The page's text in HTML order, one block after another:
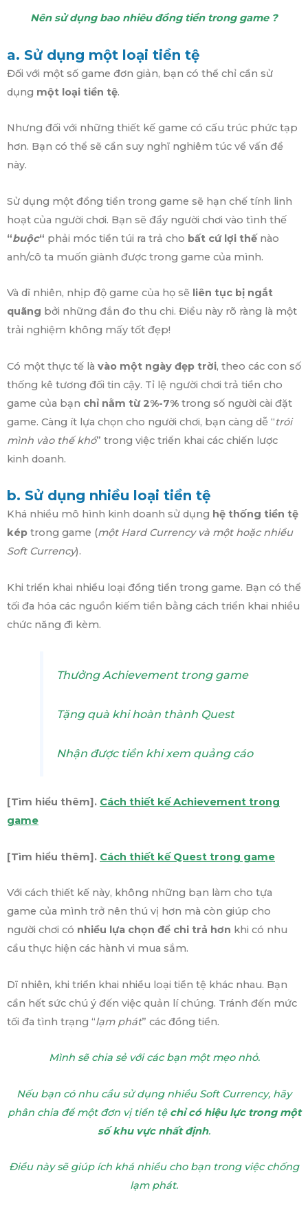
Nên sử dụng bao nhiêu đồng tiền trong game ?
a. Sử dụng một loại tiền tệ
Đối với một số game đơn giản, bạn có thể chỉ cần sử
dụng một loại tiền tệ.
Nhưng đối với những thiết kế game có cấu trúc phức tạp
hơn. Bạn có thể sẽ cần suy nghĩ nghiêm túc về vấn đề
này.
Sử dụng một đồng tiền trong game sẽ hạn chế tính linh
hoạt của người chơi. Bạn sẽ đẩy người chơi vào tình thế
“buộc“ phải móc tiền túi ra trả cho bất cứ lợi thếnào
anh/cô ta muốn giành được trong game của mình.
Và dĩ nhiên, nhịp độ game của họ sẽ liên tục bị ngắt
quãng bởi những đắn đo thu chi. Điều này rõ ràng là một
trải nghiệm không mấy tốt đẹp!
Có một thực tế là vào một ngày đẹp trời, theo các con số
thống kê tương đối tin cậy. Tỉ lệ người chơi trả tiền cho
game của bạn chỉ nằm từ 2%-7% trong số người cài đặt
game. Càng ít lựa chọn cho người chơi, bạn càng dễ “trói
mình vào thế khó” trong việc triển khai các chiến lược
kinh doanh.
b. Sử dụng nhiều loại tiền tệ
Khá nhiều mô hình kinh doanh sử dụng hệ thống tiền tệ
kép trong game (một Hard Currency và một hoặc nhiều
Soft Currency).
Khi triển khai nhiều loại đồng tiền trong game. Bạn có thể
tối đa hóa các nguồn kiếm tiền bằng cách triển khai nhiều
chức năng đi kèm.
Thưởng Achievement trong game
Tặng quà khi hoàn thành Quest
Nhận được tiền khi xem quảng cáo
[Tìm hiểu thêm]. Cách thiết kế Achievement trong
game
[Tìm hiểu thêm]. Cách thiết kế Quest trong game
Với cách thiết kế này, không những bạn làm cho tựa
game của mình trở nên thú vị hơn mà còn giúp cho
người chơi có nhiều lựa chọn để chi trả hơn khi có nhu
cầu thực hiện các hành vi mua sắm.
Dĩ nhiên, khi triển khai nhiều loại tiền tệ khác nhau. Bạn
cần hết sức chú ý đến việc quản lí chúng. Tránh đến mức
tối đa tình trạng “lạm phát” các đồng tiền.
Mình sẽ chia sẻ với các bạn một mẹo nhỏ.
Nếu bạn có nhu cầu sử dụng nhiều Soft Currency, hãy
phân chia để một đơn vị tiền tệ chỉ có hiệu lực trong một
số khu vực nhất định.
Điều này sẽ giúp ích khá nhiều cho bạn trong việc chống
lạm phát.